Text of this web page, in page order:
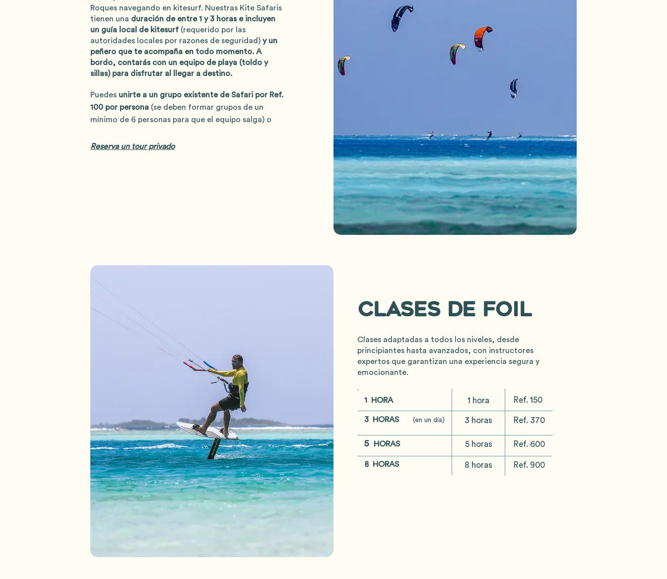
Roques navegando en kitesurf. Nuestras Kite Safaris
tienen una duración de entre 1 y 3 horas e incluyen
un guía local de kitesurf (requerido por las
autoridades locales por razones de seguridad) y un
peñero que te acompaña en todo momento. A
bordo, contarás con un equipo de playa (toldo y
sillas) para disfrutar al llegar a destino.
Puedes unirte a un grupo existente de Safari por Ref.
100 por persona (se deben formar grupos de un
mínimo de 6 personas para que el equipo salga) o
Reserva un tour privado
clases de foil
Clases adaptadas a todos los niveles, desde
principiantes hasta avanzados, con instructores
expertos que garantizan una experiencia segura y
emocionante.
1 HORA 1 hora Ref. 150
3 HORAS (en un día) 3 horas Ref. 370
5 HORAS 5 horas Ref. 600
8 HORAS 8 horas Ref. 900